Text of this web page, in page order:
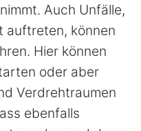
Auch Unfälle,
auftreten, können
Hier können
oder aber
Verdrehtraumen
ebenfalls